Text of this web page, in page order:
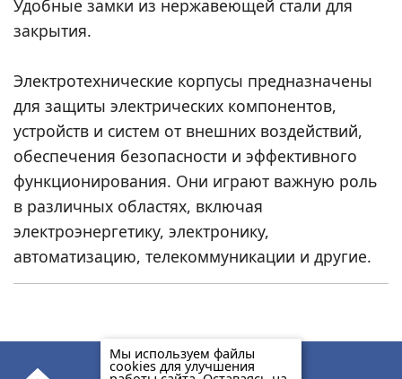
Удобные замки из нержавеющей стали для
закрытия.
Электротехнические корпусы предназначены
для защиты электрических компонентов,
устройств и систем от внешних воздействий,
обеспечения безопасности и эффективного
функционирования. Они играют важную роль
в различных областях, включая
электроэнергетику, электронику,
автоматизацию, телекоммуникации и другие.
Мы используем файлы
cookies для улучшения